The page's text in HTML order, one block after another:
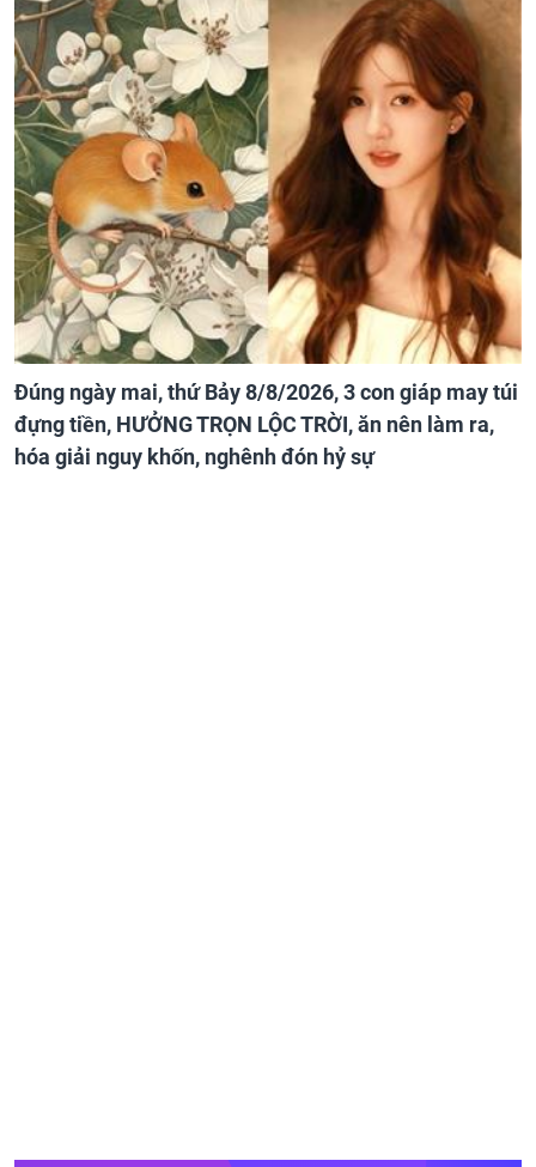
Đúng ngày mai, thứ Bảy 8/8/2026, 3 con giáp may túi
đựng tiền, HƯỞNG TRỌN LỘC TRỜI, ăn nên làm ra,
hóa giải nguy khốn, nghênh đón hỷ sự